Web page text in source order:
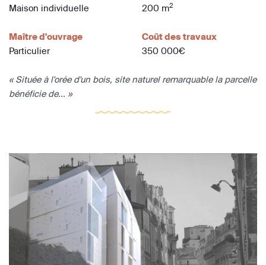
Maison individuelle
200 m2
Maître d'ouvrage
Particulier
Coût des travaux
350 000€
« Située à l'orée d'un bois, site naturel remarquable la parcelle
bénéficie de... »